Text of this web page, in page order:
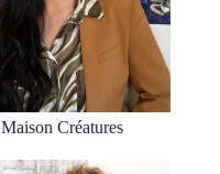
Maison Créatures